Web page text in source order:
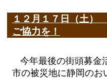
１２月１７日（土）
ご協力を！
今年最後の街頭募金
市の被災地に静岡のお